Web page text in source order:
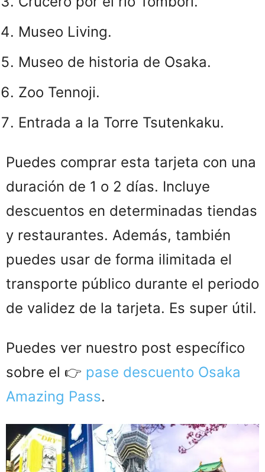
Museo Living.
Museo de historia de Osaka.
Zoo Tennoji.
Entrada a la Torre Tsutenkaku.
Puedes comprar esta tarjeta con una
duración de 1 o 2 días. Incluye
descuentos en determinadas tiendas
y restaurantes. Además, también
puedes usar de forma ilimitada el
transporte público durante el periodo
de validez de la tarjeta. Es super útil.
Puedes ver nuestro post específico
sobre el 👉 pase descuento Osaka
Amazing Pass.